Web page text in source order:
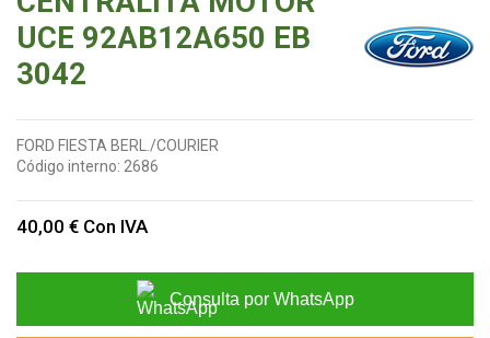
UCE 92AB12A650 EB
3042
FORD FIESTA BERL./COURIER
Código interno: 2686
40,00 € Con IVA
Consulta por WhatsApp